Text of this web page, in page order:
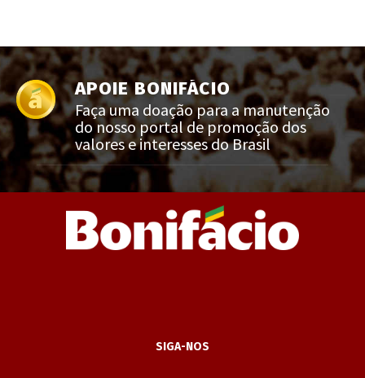
APOIE BONIFÁCIO
Faça uma doação para a manutenção
do nosso portal de promoção dos
valores e interesses do Brasil
SIGA-NOS